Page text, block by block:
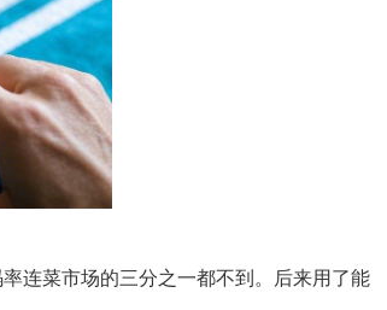
连菜市场的三分之一都不到。后来用了能